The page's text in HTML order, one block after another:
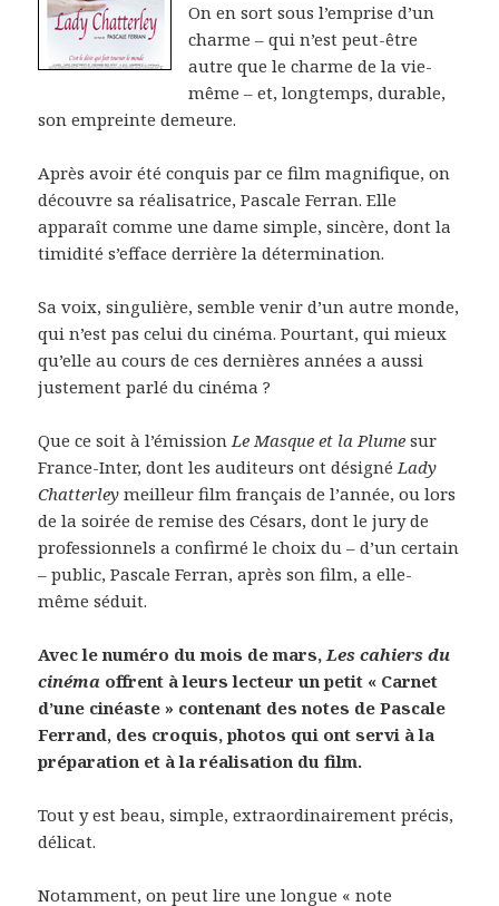
On en sort sous l’emprise d’un
charme – qui n’est peut-être
autre que le charme de la vie-
même – et, longtemps, durable,
son empreinte demeure.
Après avoir été conquis par ce film magnifique, on
découvre sa réalisatrice, Pascale Ferran. Elle
apparaît comme une dame simple, sincère, dont la
timidité s’efface derrière la détermination.
Sa voix, singulière, semble venir d’un autre monde,
qui n’est pas celui du cinéma. Pourtant, qui mieux
qu’elle au cours de ces dernières années a aussi
justement parlé du cinéma ?
Que ce soit à l’émissionLe Masque et la Plume sur
France-Inter, dont les auditeurs ont désignéLady
Chatterley meilleur film français de l’année, ou lors
de la soirée de remise des Césars, dont le jury de
professionnels a confirmé le choix du – d’un certain
– public, Pascale Ferran, après son film, a elle-
même séduit.
Avec le numéro du mois de mars,Les cahiers du
cinéma offrent à leurs lecteur un petit « Carnet
d’une cinéaste » contenant des notes de Pascale
Ferrand, des croquis, photos qui ont servi à la
préparation et à la réalisation du film.
Tout y est beau, simple, extraordinairement précis,
délicat.
Notamment, on peut lire une longue « note